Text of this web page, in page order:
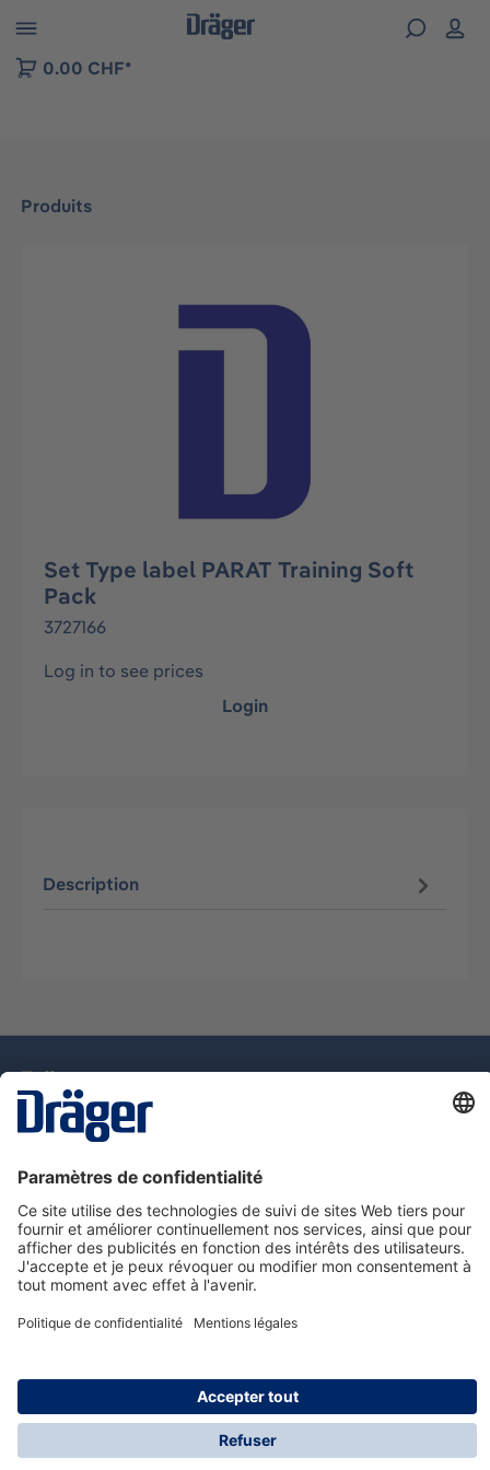
to B2B platform navigation
0.00 CHF*
Produits
Ignorer la galerie d'images
Set Type label PARAT Training Soft
Pack
3727166
Log in to see prices
Login
Description
pour la vie
Assistance téléphonique
A propos de Dräger
Information
© Dräger Suisse SA, 2025
* Tous les prix s'entendent hors taxe sur la valeur
ajoutée, plus les frais d'expédition, sauf indication